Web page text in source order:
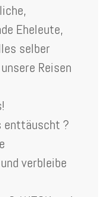
Eheleute,
selber
Reisen
enttäuscht ?
verbleibe